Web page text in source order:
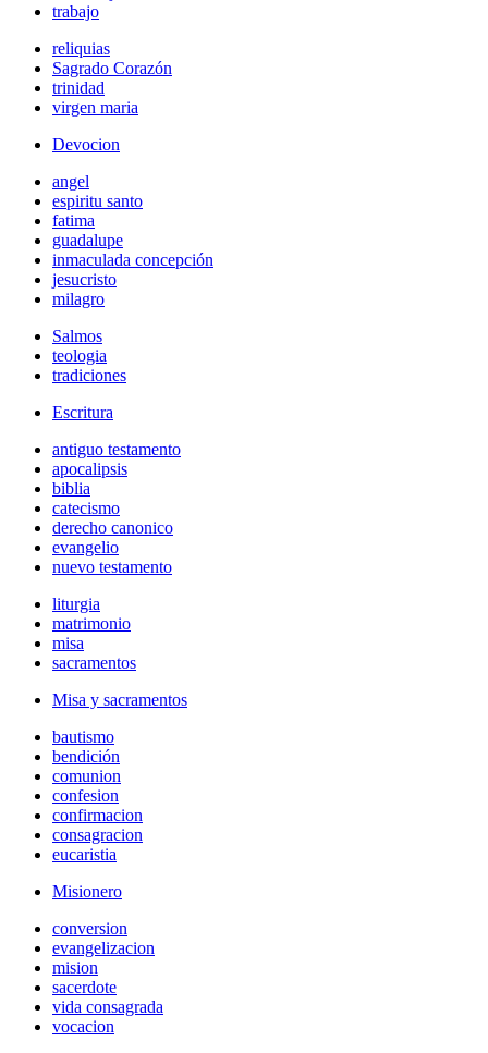
trabajo
reliquias
Sagrado Corazón
trinidad
virgen maria
Devocion
angel
espiritu santo
fatima
guadalupe
inmaculada concepción
jesucristo
milagro
Salmos
teologia
tradiciones
Escritura
antiguo testamento
apocalipsis
biblia
catecismo
derecho canonico
evangelio
nuevo testamento
liturgia
matrimonio
misa
sacramentos
Misa y sacramentos
bautismo
bendición
comunion
confesion
confirmacion
consagracion
eucaristia
Misionero
conversion
evangelizacion
mision
sacerdote
vida consagrada
vocacion